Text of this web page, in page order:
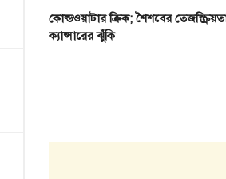
কোল্ডওয়াটার ক্রিক; শৈশবের
ক্যান্সারের ঝুঁকি